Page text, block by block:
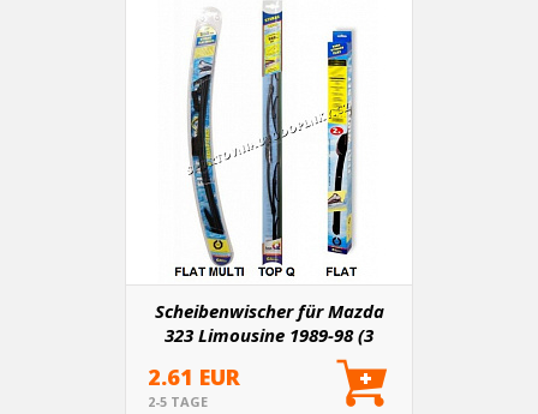
Scheibenwischer für Mazda
323 Limousine 1989-98 (3
2.61 EUR
2-5 TAGE